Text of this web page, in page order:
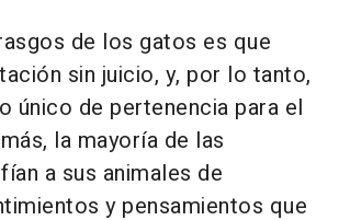
de los gatos es que
sin juicio, y, por lo tanto,
único de pertenencia para el
la mayoría de las
a sus animales de
y pensamientos que